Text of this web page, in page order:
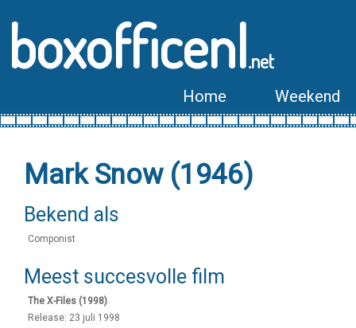
boxofficenl.net
Home Weekend
Mark Snow (1946)
Bekend als
Componist
Meest succesvolle film
The X-Files (1998)
Release: 23 juli 1998